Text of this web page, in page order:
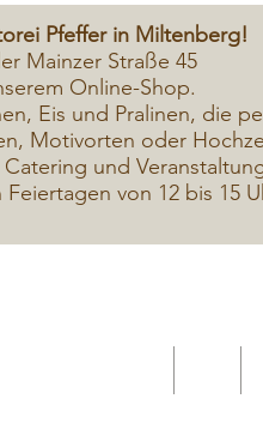
Pfeffer in Miltenberg!
Mainzer Straße 45
Online-Shop.
Eis und Pralinen, die
Motivorten oder
und
von 12 bis 15